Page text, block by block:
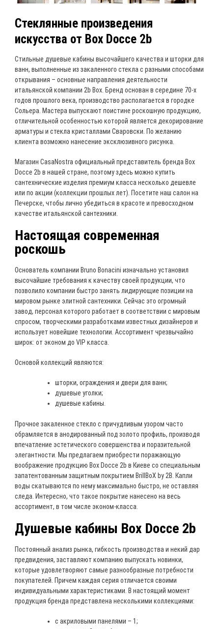
Стеклянные произведения
искусства от Box Docce 2b
Стильные душевые кабины высочайшего качества и шторки для
ванн, выполненные из закаленного стекла с разными способами
открывания – основные направления деятельности
итальянской компании 2b Box. Бренд основан в середине 70-х
годов прошлого века, производство располагается в городке
Сольера. Мастера выпускают поистине роскошную продукцию,
отличительной особенностью которой является декорирование
арматуры и стекла кристаллами Сваровски. По желанию
клиента возможно нанесение эксклюзивного рисунка.
Магазин CasaNostra официальный представитель бренда Box
Docce 2b в нашей стране, поэтому здесь можно купить
сантехнические изделия премиум класса несколько дешевле
или по акции (коллекции прошлых лет). Посетите наш салон на
Печерске, чтобы лично убедиться в красоте и превосходном
качестве итальянской сантехники.
Настоящая современная
роскошь
Основатель компании Bruno Bonacini изначально установил
высочайшие требования к качеству своей продукции, что
позволило компании быстро занять лидирующие позиции на
мировом рынке элитной сантехники. Сейчас это огромный
завод, персонал которого работает в соответствии с мировым
спросом, творческими разработками известных дизайнеров и
использует новейшие технологии. Ассортимент чрезвычайно
широк: от эконом до VIP класса.
Основой коллекций являются:
шторки, ограждения и двери для ванн;
душевые уголки;
душевые кабины.
Прочное закаленное стекло с причудливым узором часто
обрамляется в анодированный под золото профиль, производя
впечатление эстетического совершенства и поразительной
элегантности. Мы предлагаем приобрести поражающую
воображение продукцию Box Docce 2b в Киеве со специальным
запатентованным защитным покрытием BrillBoX by 2B. Капли
воды скатываются по нему максимально быстро, не оставляя
следа. Интересно, что такое покрытие нанесено на весь
ассортимент, в том числе эконом-класса.
Душевые кабины Box Docce 2b
Постоянный анализ рынка, гибкость производства и некий дар
предвидения, заставляют компанию выпускать новинки,
которые удовлетворяют самые разнообразные потребности
покупателей. Причем каждая серия отличается своими
индивидуальными характеристиками. В настоящий момент
продукция бренда представлена несколькими коллекциями:
с акриловыми панелями – 1;